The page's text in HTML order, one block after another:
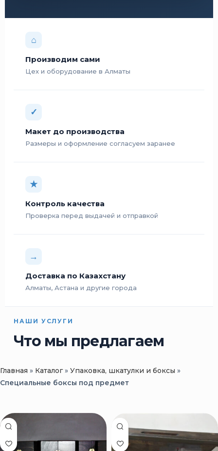
⌂
Производим сами
Цех и оборудование в Алматы
✓
Макет до производства
Размеры и оформление согласуем заранее
★
Контроль качества
Проверка перед выдачей и отправкой
→
Доставка по Казахстану
Алматы, Астана и другие города
НАШИ УСЛУГИ
Что мы предлагаем
Главная » Каталог» Упаковка, шкатулки и боксы »
Специальные боксы под предмет